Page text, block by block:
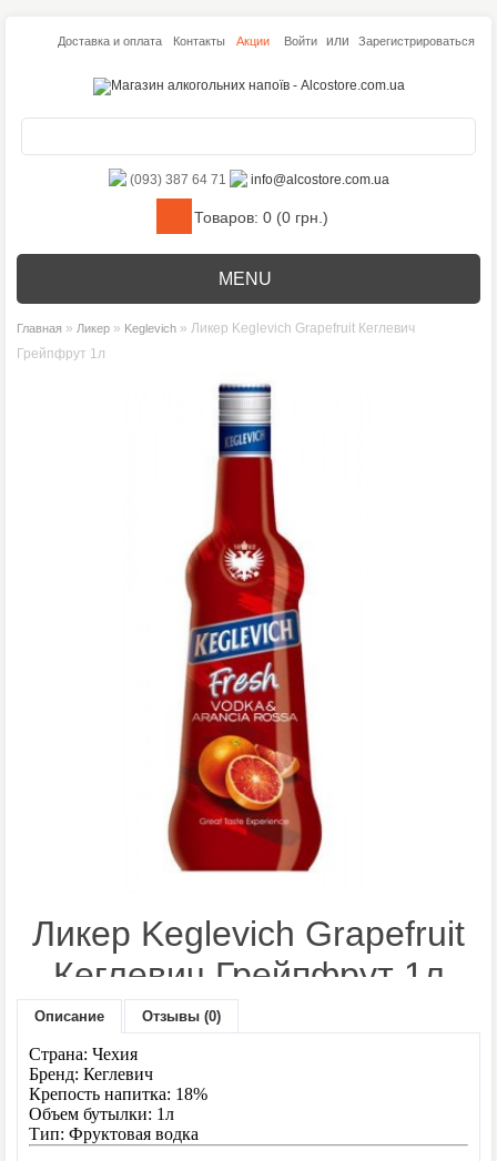
Доставка и оплата Контакты Акции Войти или Зарегистрироваться
(093) 387 64 71 info@alcostore.com.ua
Товаров: 0 (0 грн.)
MENU
Главная » Ликер » Keglevich » Ликер Keglevich Grapefruit Кеглевич
Грейпфрут 1л
Ликер Keglevich Grapefruit
Кеглевич Грейпфрут 1л
Модель:
Цена:
Описание Отзывы (0)
Страна: Чехия
Бренд: Кеглевич
Крепость напитка: 18%
Объем бутылки: 1л
Тип: Фруктовая водка